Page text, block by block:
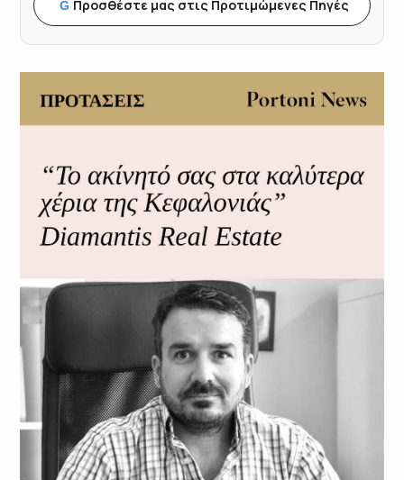
G Προσθέστε μας στις Προτιμώμενες Πηγές